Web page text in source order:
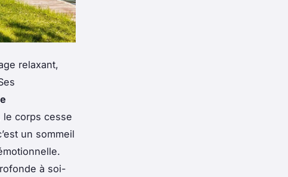
relaxant,
corps cesse
un sommeil
à soi-